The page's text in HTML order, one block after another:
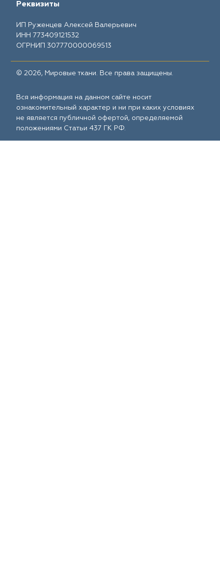
Реквизиты
ИП Руженцев Алексей Валерьевич
ИНН 773409121532
ОГРНИП 307770000069513
© 2026, Мировые ткани. Все права защищены.
Вся информация на данном сайте носит
ознакомительный характер и ни при каких условиях
не является публичной офертой, определяемой
положениями Статьи 437 ГК РФ.